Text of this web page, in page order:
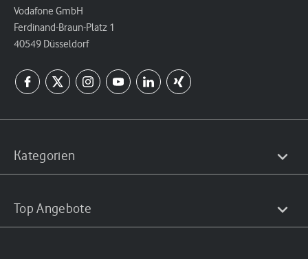
Vodafone GmbH
Ferdinand-Braun-Platz 1
40549 Düsseldorf
Kategorien
Top Angebote